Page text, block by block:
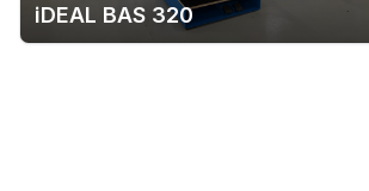
iDEAL BAS 320